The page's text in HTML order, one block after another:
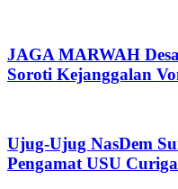
JAGA MARWAH
Soroti Kejanggalan
Ujug-Ujug NasDem
Pengamat USU